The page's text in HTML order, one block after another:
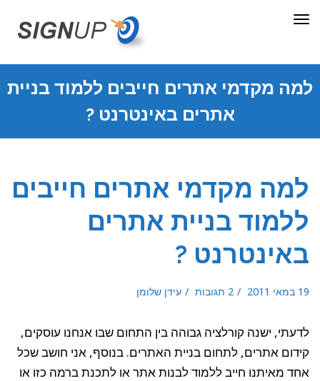
תפריט
למה מקדמי אתרים חייבים ללמוד בניית
אתרים באינטרנט ?
למה מקדמי אתרים חייבים
ללמוד בניית אתרים
באינטרנט ?
19 במאי 2011 2 תגובות עידן שלומן
לדעתי, ישנה קורלציה גבוהה בין התחום שבו אנחנו עוסקים,
קידום אתרים, לתחום בניית האתרים. בנוסף, אני חושב שכל
אחד מאיתנו חייב ללמוד לבנות אתר או לתכנת ברמה כזו או